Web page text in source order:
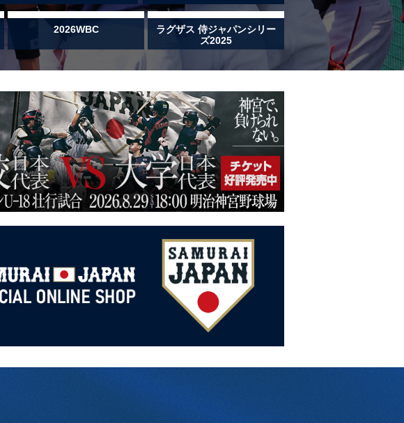
2026WBC
ラグザス 侍ジャパンシリー
ズ2025